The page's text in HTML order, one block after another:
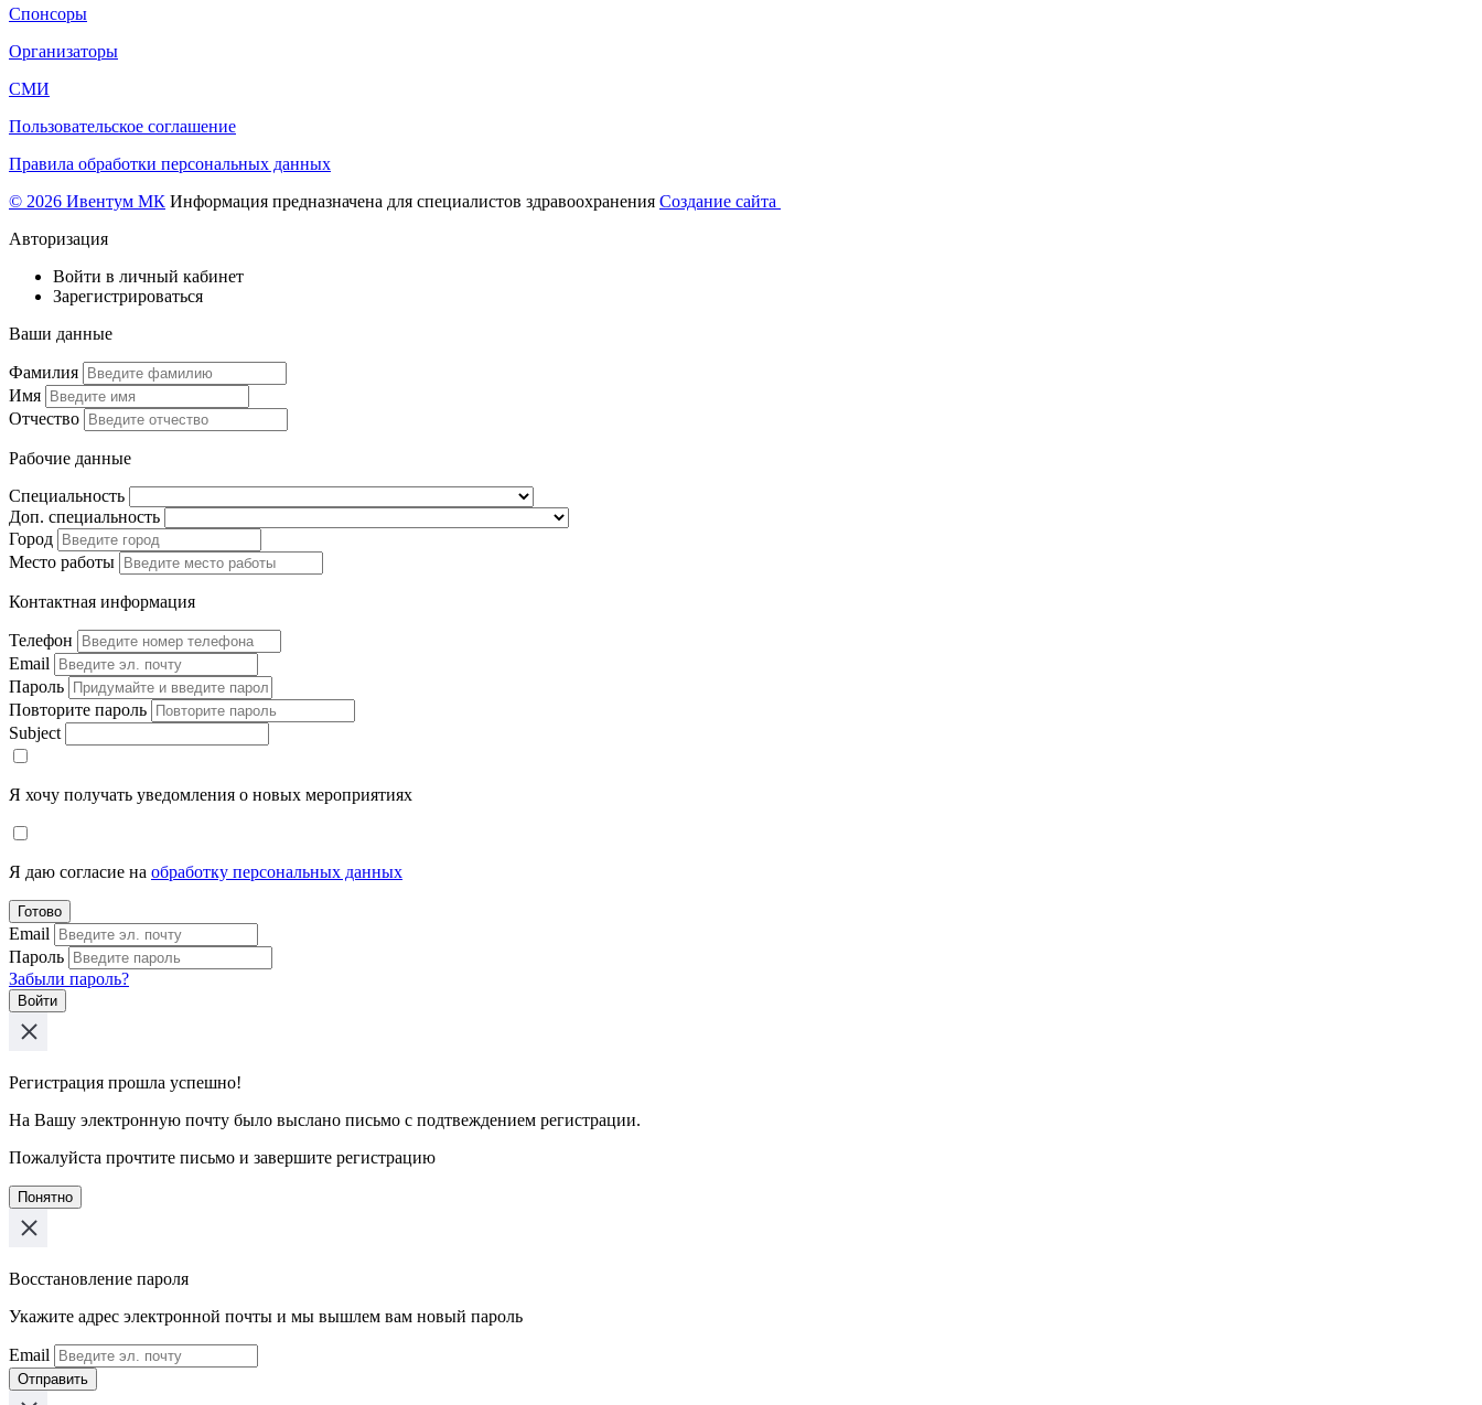
Спонсоры
Организаторы
СМИ
Пользовательское соглашение
Правила обработки персональных данных
© 2026 Ивентум МК Информация предназначена для специалистов здравоохранения Создание сайта
Авторизация
Войти в личный кабинет
Зарегистрироваться
Ваши данные
Фамилия
Имя
Отчество
Рабочие данные
Специальность
Доп. специальность
Город
Место работы
Контактная информация
Телефон
Email
Пароль
Повторите пароль
Subject
Я хочу получать уведомления о новых мероприятиях
Я даю согласие на обработку персональных данных
Готово
Email
Пароль
Забыли пароль?
Войти
Регистрация прошла успешно!
На Вашу электронную почту было выслано письмо с подтвеждением регистрации.
Пожалуйста прочтите письмо и завершите регистрацию
Понятно
Восстановление пароля
Укажите адрес электронной почты и мы вышлем вам новый пароль
Email
Отправить